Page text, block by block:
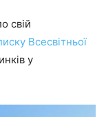
свій
Всесвітньої
у